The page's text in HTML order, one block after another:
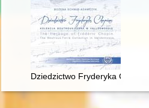
Dziedzictwo Fryderyka